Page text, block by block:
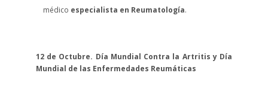
médico especialista en Reumatología.
12 de Octubre. Día Mundial Contra la Artritis y Día
Mundial de las Enfermedades Reumáticas